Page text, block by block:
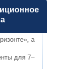
а
для 7–